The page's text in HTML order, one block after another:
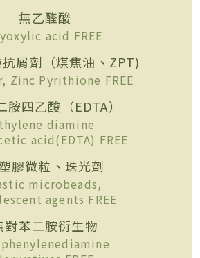
無乙醛酸
acid FREE
屑劑（煤焦油、ZPT)
Zinc Pyrithione FREE
胺四乙酸（EDTA）
diamine
acid(EDTA) FREE
膠微粒、珠光劑
microbeads,
agents FREE
對苯二胺衍生物